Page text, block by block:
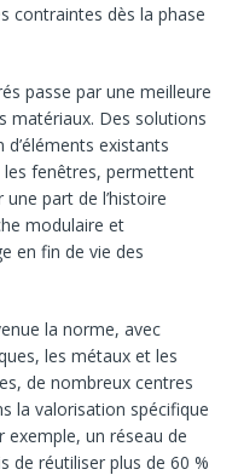
contraintes dès la phase
passe par une meilleure
matériaux. Des solutions
existants
fenêtres, permettent
part de l’histoire
modulaire et
en fin de vie des
la norme, avec
les métaux et les
de nombreux centres
la valorisation spécifique
exemple, un réseau de
de réutiliser plus de 60 %